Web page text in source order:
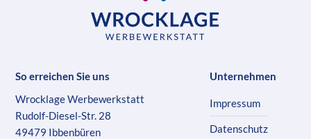
So erreichen Sie uns
Wrocklage Werbewerkstatt
Rudolf-Diesel-Str. 28
49479 Ibbenbüren
Unternehmen
Impressum
Datenschutz